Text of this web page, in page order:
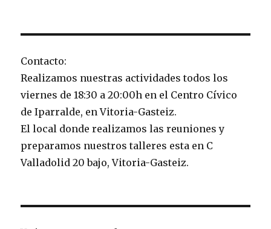
Contacto:
Realizamos nuestras actividades todos los
viernes de 18:30 a 20:00h en el Centro Cívico
de Iparralde, en Vitoria-Gasteiz.
El local donde realizamos las reuniones y
preparamos nuestros talleres esta en C
Valladolid 20 bajo, Vitoria-Gasteiz.